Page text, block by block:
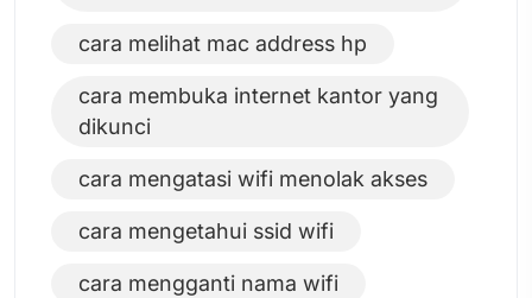
cara melihat mac address hp
cara membuka internet kantor yang
dikunci
cara mengatasi wifi menolak akses
cara mengetahui ssid wifi
cara mengganti nama wifi